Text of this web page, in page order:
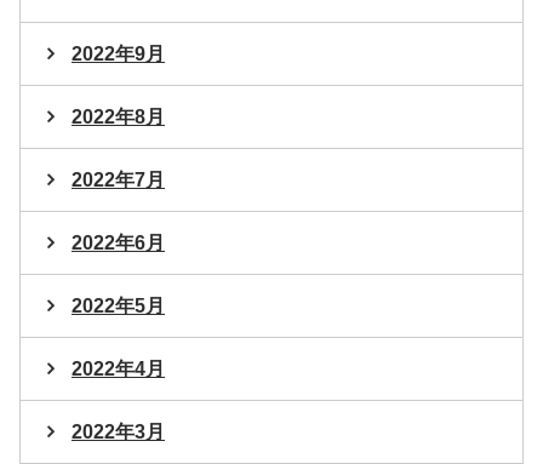
2022年9月
2022年8月
2022年7月
2022年6月
2022年5月
2022年4月
2022年3月